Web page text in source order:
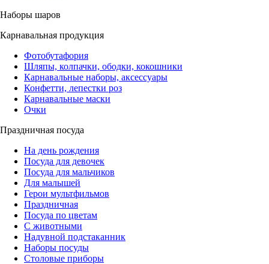
Наборы шаров
Карнавальная продукция
Фотобутафория
Шляпы, колпачки, ободки, кокошники
Карнавальные наборы, аксессуары
Конфетти, лепестки роз
Карнавальные маски
Очки
Праздничная посуда
На день рождения
Посуда для девочек
Посуда для мальчиков
Для малышей
Герои мультфильмов
Праздничная
Посуда по цветам
С животными
Надувной подстаканник
Наборы посуды
Столовые приборы